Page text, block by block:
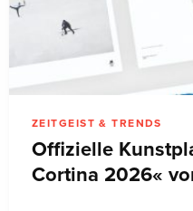
ZEITGEIST & TRENDS
Offizielle
Cortina 2026«